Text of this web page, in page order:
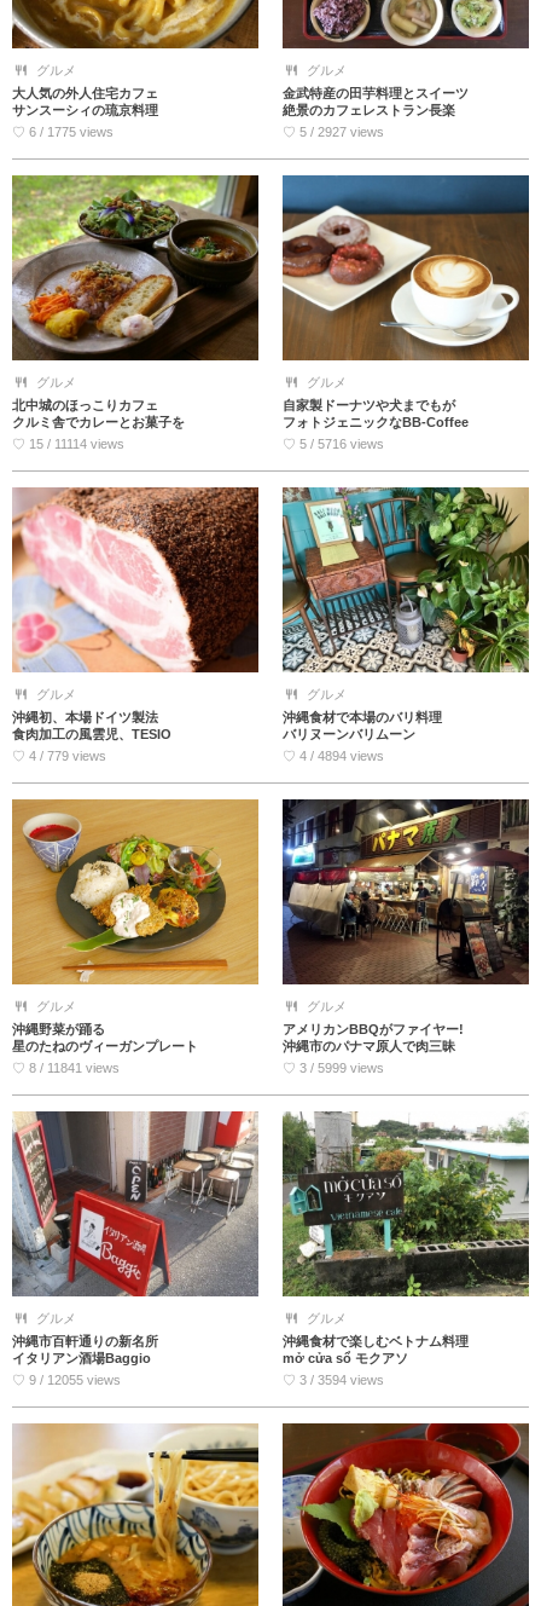
グルメ
大人気の外人住宅カフェ
サンスーシィの琉京料理
♡ 6 / 1775 views
グルメ
金武特産の田芋料理とスイーツ
絶景のカフェレストラン長楽
♡ 5 / 2927 views
グルメ
北中城のほっこりカフェ
クルミ舎でカレーとお菓子を
♡ 15 / 11114 views
グルメ
自家製ドーナツや犬までもが
フォトジェニックなBB-Coffee
♡ 5 / 5716 views
グルメ
沖縄初、本場ドイツ製法
食肉加工の風雲児、TESIO
♡ 4 / 779 views
グルメ
沖縄食材で本場のバリ料理
バリヌーンバリムーン
♡ 4 / 4894 views
グルメ
沖縄野菜が踊る
星のたねのヴィーガンプレート
♡ 8 / 11841 views
グルメ
アメリカンBBQがファイヤー!
沖縄市のパナマ原人で肉三昧
♡ 3 / 5999 views
グルメ
沖縄市百軒通りの新名所
イタリアン酒場Baggio
♡ 9 / 12055 views
グルメ
沖縄食材で楽しむベトナム料理
mở cửa sổ モクアソ
♡ 3 / 3594 views